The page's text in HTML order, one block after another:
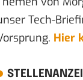
Tech-
Hier